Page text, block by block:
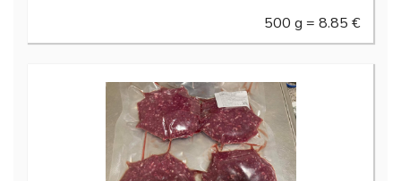
500 g = 8.85 €